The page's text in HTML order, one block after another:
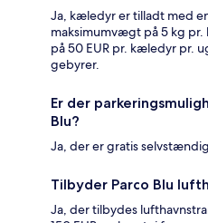
Ja, kæledyr er tilladt med
maksimumvægt på 5 kg
på 50 EUR pr. kæledyr pr.
gebyrer.
Er der
Blu?
Ja, der er gratis
Tilbyder Parco Blu
Ja, der tilbydes